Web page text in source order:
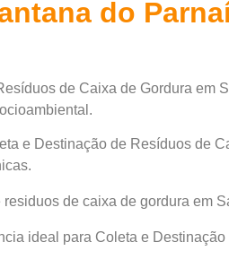
do
de Caixa de Gordura em
e Destinação de Resíduos de
ideal para Coleta e